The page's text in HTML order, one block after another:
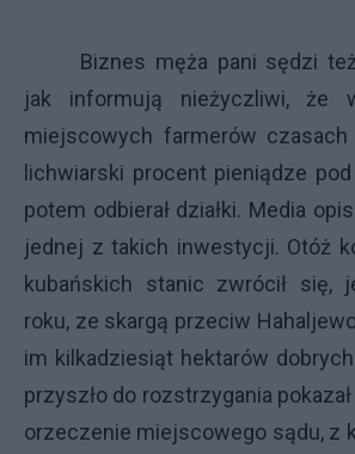
Biznes męża pani sędzi
jak informują nieżyczliwi, że
miejscowych farmerów czasach
lichwiarski procent pieniądze
potem odbierał działki. Media
jednej z takich inwestycji. Otóż
kubańskich stanic zwrócił się,
roku, ze skargą przeciw
im kilkadziesiąt hektarów
przyszło do rozstrzygania
orzeczenie miejscowego sądu, z